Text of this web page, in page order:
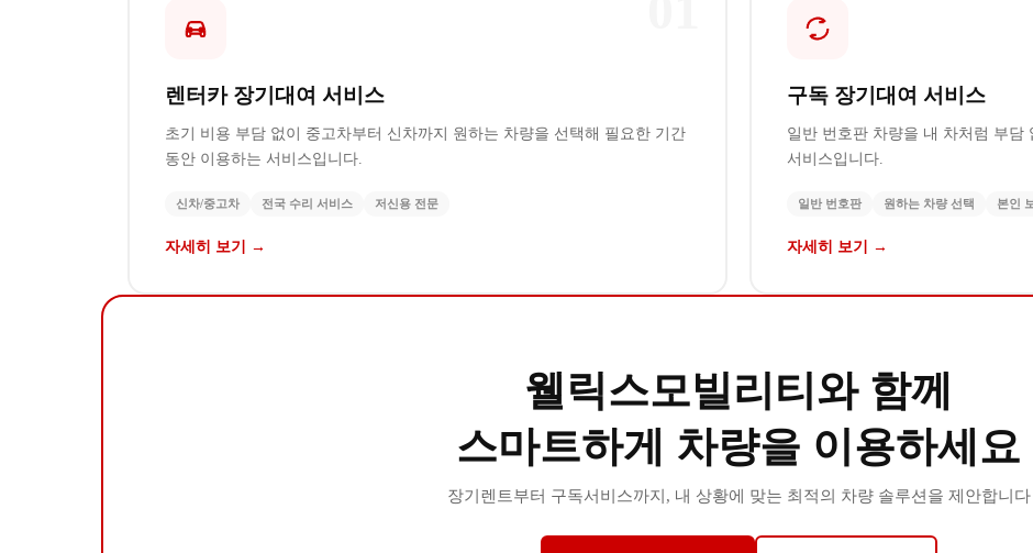
렌터카 장기대여 서비스
초기 비용 부담 없이 중고차부터 신차까지 원하는 차량을 선택해 필요한 기간
동안 이용하는 서비스입니다.
신차/중고차 전국 수리 서비스 저신용 전문
자세히 보기 →
구독 장기대여 서비스
일반 번호판 차량을 내 차처럼 부담
서비스입니다.
일반 번호판 원하는 차량 선택 본인
자세히 보기 →
웰릭스모빌리티와 함께
스마트하게 차량을 이용하세요
장기렌트부터 구독서비스까지, 내 상황에 맞는 최적의 차량 솔루션을 제안합니다